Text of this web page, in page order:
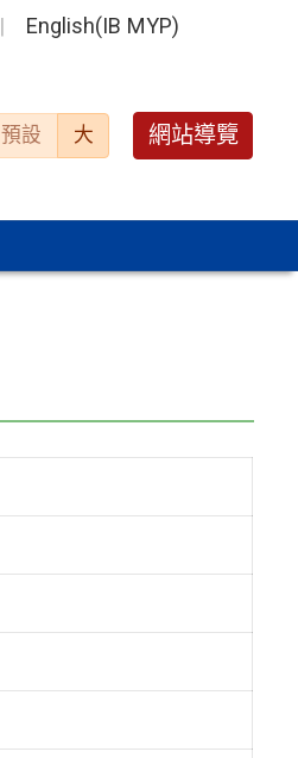
English(IB MYP)
預設 大 網站導覽